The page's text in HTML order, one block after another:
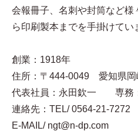
会報冊子、名刺や封筒など
ら印刷製本までを手掛けてい
創業：1918年
住所：〒444-0049 愛知県岡
代表社員：永田欽一 専務
連絡先：TEL/ 0564-21-
E-MAIL/ ngt@n-dp.com